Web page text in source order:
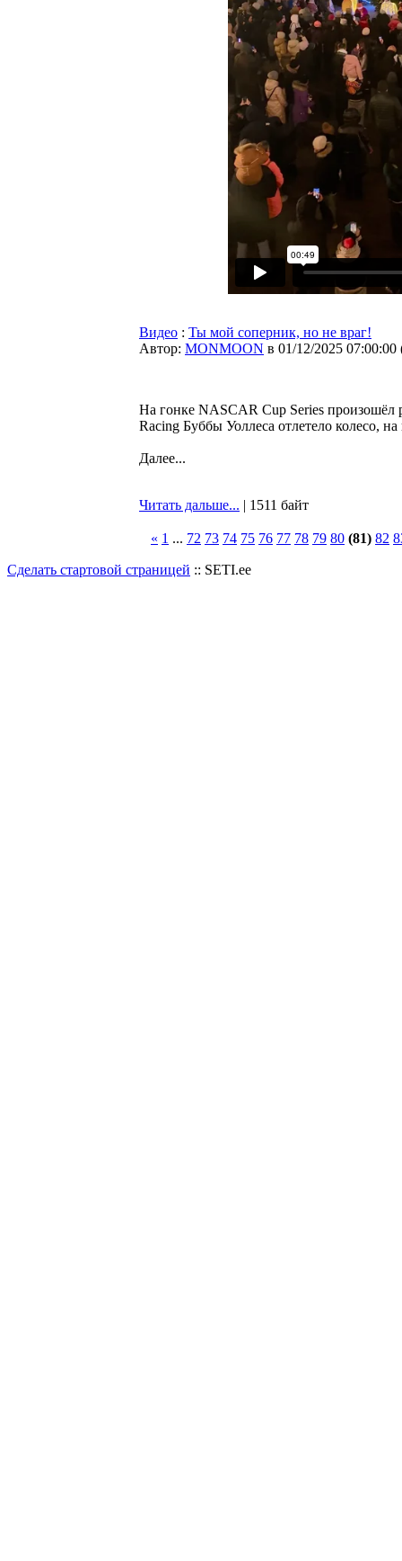
Видео : Ты мой соперник, но не враг!
Автор: MONMOON в 01/12/2025 07:00:00
На гонке NASCAR Cup Series произошёл
Racing Буббы Уоллеса отлетело колесо,
Далее...
Читать дальше... | 1511 байт
« 1 ... 72 73 74 75 76 77 78 79 80 (81) 82
Сделать стартовой страницей :: SETI.ee